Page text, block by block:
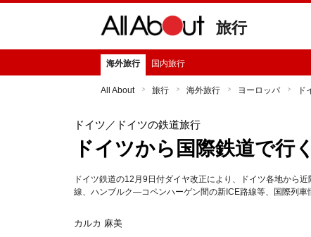
旅行
海外旅行 国内旅行
All About 旅行 海外旅行 ヨーロッパ ド
ドイツ ／ドイツの鉄道旅行
ドイツから国際鉄道で行
ドイツ鉄道の12月9日付ダイヤ改正により、ドイツ各地から
線、ハンブルク―コペンハーゲン間の新ICE路線等、国際列車
カルカ 麻美